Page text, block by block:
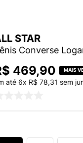
STAR
Converse
469,90
até6x R$ 78,31 sem
WHITE